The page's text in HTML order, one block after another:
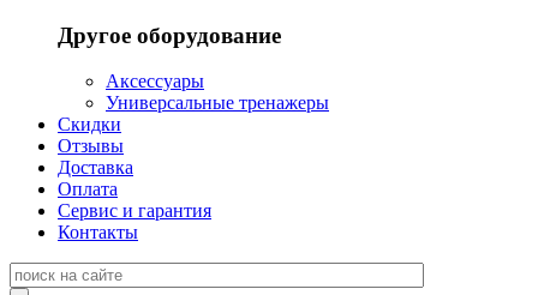
Другое оборудование
Аксессуары
Универсальные тренажеры
Скидки
Отзывы
Доставка
Оплата
Сервис и гарантия
Контакты